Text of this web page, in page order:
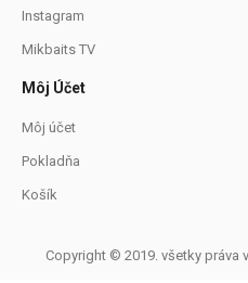
Instagram
Mikbaits TV
Môj Účet
Môj účet
Pokladňa
Košík
Copyright © 2019. všetky práva